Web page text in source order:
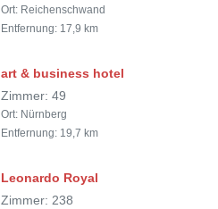
Ort: Reichenschwand
Entfernung: 17,9 km
art & business hotel
Zimmer: 49
Ort: Nürnberg
Entfernung: 19,7 km
Leonardo Royal
Zimmer: 238